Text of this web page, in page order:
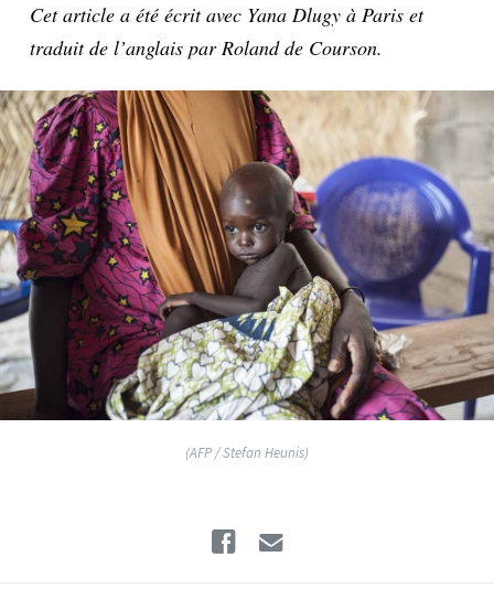
Cet article a été écrit avec Yana Dlugy à Paris et
traduit de l’anglais par Roland de Courson.
(AFP / Stefan Heunis)
Facebook